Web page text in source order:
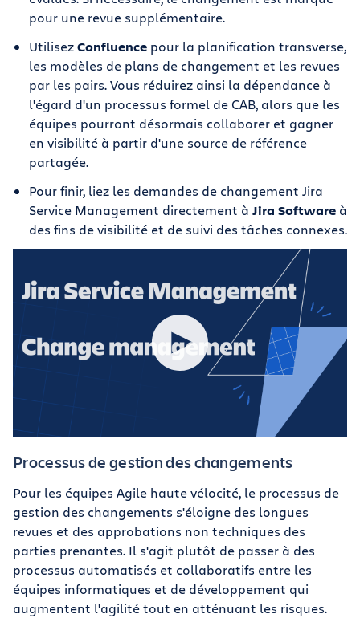
pour une revue supplémentaire.
UtilisezConfluence pour la planification transverse,
les modèles de plans de changement et les revues
par les pairs. Vous réduirez ainsi la dépendance à
l'égard d'un processus formel de CAB, alors que les
équipes pourront désormais collaborer et gagner
en visibilité à partir d'une source de référence
partagée.
Pour finir, liez les demandes de changement Jira
Service Management directement à Jira Software à
des fins de visibilité et de suivi des tâches connexes.
Processus de gestion des changements
Pour les équipes Agile haute vélocité, le processus de
gestion des changements s'éloigne des longues
revues et des approbations non techniques des
parties prenantes. Il s'agit plutôt de passer à des
processus automatisés et collaboratifs entre les
équipes informatiques et de développement qui
augmentent l'agilité tout en atténuant les risques.